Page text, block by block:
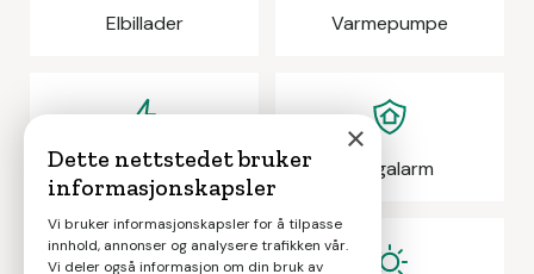
Elbillader Varmepumpe
Elektrikeroppdrag Boligalarm
×
Dette nettstedet bruker
informasjonskapsler
Vi bruker informasjonskapsler for å tilpasse
innhold, annonser og analysere trafikken vår.
Vi deler også informasjon om din bruk av